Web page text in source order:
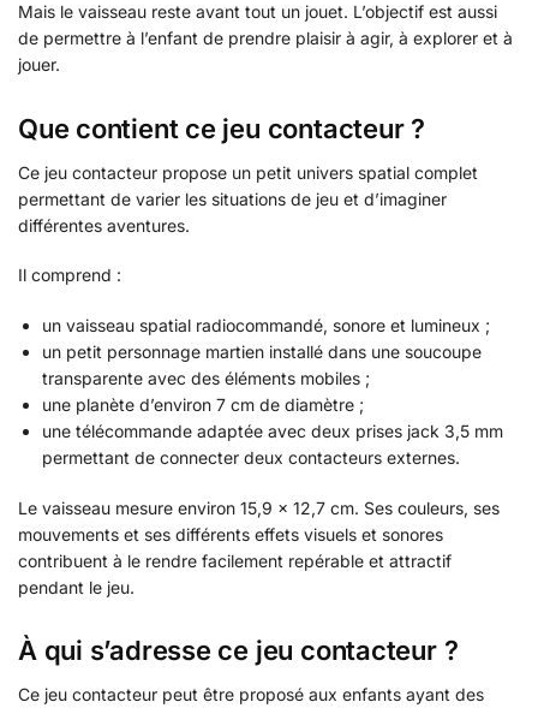
Mais le vaisseau reste avant tout un jouet. L’objectif est aussi
de permettre à l’enfant de prendre plaisir à agir, à explorer et à
jouer.
Que contient ce jeu contacteur ?
Ce jeu contacteur propose un petit univers spatial complet
permettant de varier les situations de jeu et d’imaginer
différentes aventures.
Il comprend :
un vaisseau spatial radiocommandé, sonore et lumineux ;
un petit personnage martien installé dans une soucoupe
transparente avec des éléments mobiles ;
une planète d’environ 7 cm de diamètre ;
une télécommande adaptée avec deux prises jack 3,5 mm
permettant de connecter deux contacteurs externes.
Le vaisseau mesure environ 15,9 × 12,7 cm. Ses couleurs, ses
mouvements et ses différents effets visuels et sonores
contribuent à le rendre facilement repérable et attractif
pendant le jeu.
À qui s’adresse ce jeu contacteur ?
Ce jeu contacteur peut être proposé aux enfants ayant des